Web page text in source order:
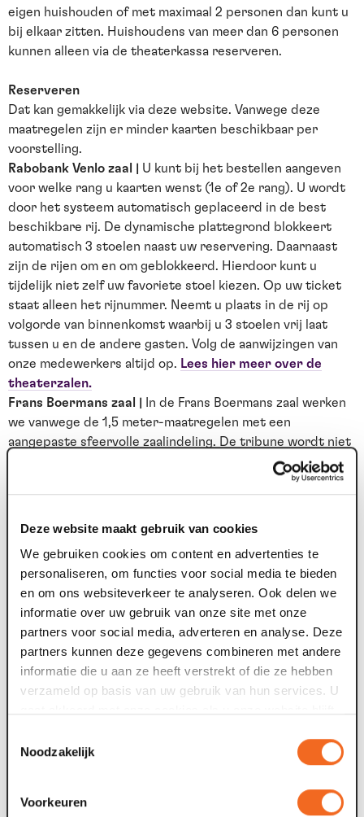
Deze website maakt gebruik van cookies
We gebruiken cookies om content en advertenties te
personaliseren, om functies voor social media te bieden
en om ons websiteverkeer te analyseren. Ook delen we
informatie over uw gebruik van onze site met onze
partners voor social media, adverteren en analyse. Deze
partners kunnen deze gegevens combineren met andere
informatie die u aan ze heeft verstrekt of die ze hebben
verzameld op basis van uw gebruik van hun services. U
Noodzakelijk
Voorkeuren
eigen huishouden of met maximaal 2 personen dan kunt u
bij elkaar zitten. Huishoudens van meer dan 6 personen
kunnen alleen via de theaterkassa reserveren.
Reserveren
Dat kan gemakkelijk via deze website. Vanwege deze
maatregelen zijn er minder kaarten beschikbaar per
voorstelling.
Rabobank Venlo zaal | U kunt bij het bestellen aangeven
voor welke rang u kaarten wenst (1e of 2e rang). U wordt
door het systeem automatisch geplaceerd in de best
beschikbare rij. De dynamische plattegrond blokkeert
automatisch 3 stoelen naast uw reservering. Daarnaast
zijn de rijen om en om geblokkeerd. Hierdoor kunt u
tijdelijk niet zelf uw favoriete stoel kiezen. Op uw ticket
staat alleen het rijnummer. Neemt u plaats in de rij op
volgorde van binnenkomst waarbij u 3 stoelen vrij laat
tussen u en de andere gasten. Volg de aanwijzingen van
onze medewerkers altijd op. Lees hier meer over de
theaterzalen.
Frans Boermans zaal |
In de Frans Boermans zaal werken
we vanwege de 1,5 meter-maatregelen met een
aangepaste sfeervolle zaalindeling. De tribune wordt niet
gebruikt. Op de avond zelf wordt u een plaats
Voorstellingen duren korter dan normaal en hebben geen
pauze. De ticketprijs is daardoor in veel gevallen ook
lager.
Vroegboekkorting en acties
Door een beperkte capaciteit in de theaterzalen vanwege
de 1,5meter-maatregelen is het helaas niet mogelijk de
vroegboekkorting of andere kortingsacties aan te bieden
voor theaterseizoen 2020-2021.
Wat als ik klachten krijg?
naar het theater te komen als u ziek bent. Ook niet als u
milde klachten heeft, zoals neusverkoudheid, loopneus,